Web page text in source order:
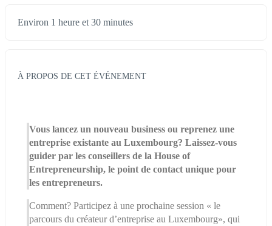
Environ 1 heure et 30 minutes
À PROPOS DE CET ÉVÉNEMENT
Vous lancez un nouveau business ou reprenez une
entreprise existante au Luxembourg? Laissez-vous
guider par les conseillers de la House of
Entrepreneurship, le point de contact unique pour
les entrepreneurs.
Comment? Participez à une prochaine session « le
parcours du créateur d’entreprise au Luxembourg», qui